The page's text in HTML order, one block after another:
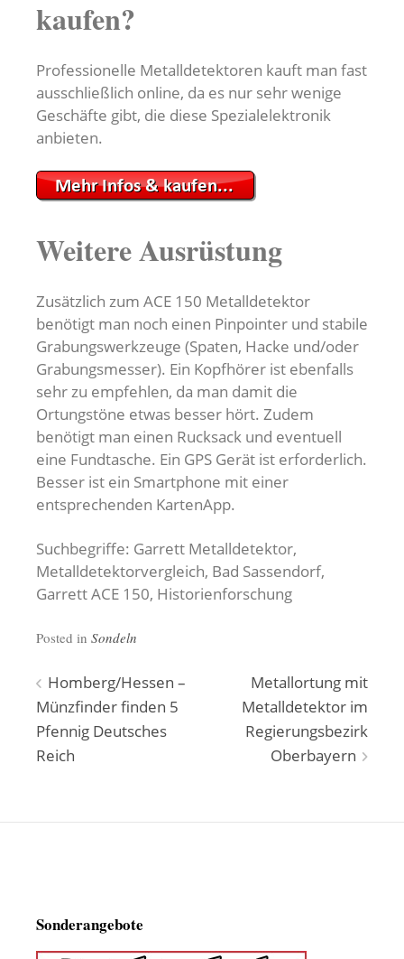
kaufen?
Professionelle Metalldetektoren kauft man fast
ausschließlich online, da es nur sehr wenige
Geschäfte gibt, die diese Spezialelektronik
anbieten.
Weitere Ausrüstung
Zusätzlich zum ACE 150 Metalldetektor
benötigt man noch einen Pinpointer und stabile
Grabungswerkzeuge (Spaten, Hacke und/oder
Grabungsmesser). Ein Kopfhörer ist ebenfalls
sehr zu empfehlen, da man damit die
Ortungstöne etwas besser hört. Zudem
benötigt man einen Rucksack und eventuell
eine Fundtasche. Ein GPS Gerät ist erforderlich.
Besser ist ein Smartphone mit einer
entsprechenden KartenApp.
Suchbegriffe: Garrett Metalldetektor,
Metalldetektorvergleich, Bad Sassendorf,
Garrett ACE 150, Historienforschung
Posted in Sondeln
Beitragsnavigation
Homberg/Hessen –
Münzfinder finden 5
Pfennig Deutsches
Reich
Metallortung mit
Metalldetektor im
Regierungsbezirk
Oberbayern
Sonderangebote